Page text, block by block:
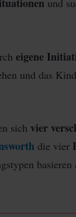
eigene
und das
sich vier
die vier